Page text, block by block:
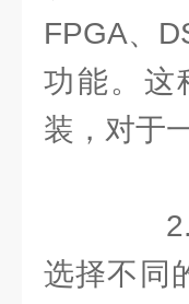
FPGA、
功能。这
装，对于
2.
选择不同